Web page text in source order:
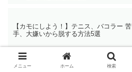
【カモにしよう！】テニス、バコラー 苦
手、大嫌いから脱する方法5選
メニュー ホーム 検索